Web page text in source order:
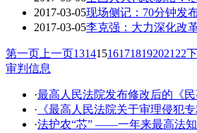
2017-03-05现场侧记：70分钟发
2017-03-05李克强：大力深化改
第一页 上一页131415161718192021 22
审判信息
·最高人民法院发布修改后的《民
· 《最高人民法院关于审理侵犯
·法护农“芯” ——一年来最高法